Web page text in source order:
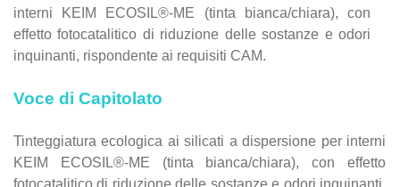
interni KEIM ECOSIL®-ME (tinta bianca/chiara), con
effetto fotocatalitico di riduzione delle sostanze e odori
inquinanti, rispondente ai requisiti CAM.
Voce di Capitolato
Tinteggiatura ecologica ai silicati a dispersione per interni
KEIM ECOSIL®-ME (tinta bianca/chiara), con effetto
fotocatalitico di riduzione delle sostanze e odori inquinanti,